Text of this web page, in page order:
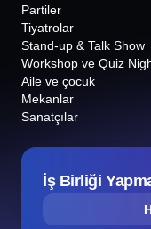
Partiler
Tiyatrolar
Stand-up & Talk Show
Workshop ve Quiz
Aile ve çocuk
Mekanlar
Sanatçılar
İş Birliği